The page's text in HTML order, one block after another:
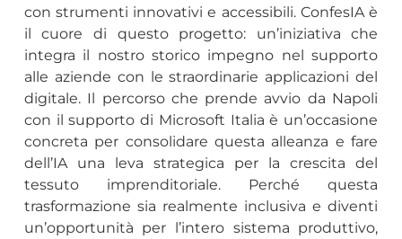
con strumenti innovativi e accessibili. ConfesIA è
il cuore di questo progetto: un’iniziativa che
integra il nostro storico impegno nel supporto
alle aziende con le straordinarie applicazioni del
digitale. Il percorso che prende avvio da Napoli
con il supporto di Microsoft Italia è un’occasione
concreta per consolidare questa alleanza e fare
dell’IA una leva strategica per la crescita del
tessuto imprenditoriale. Perché questa
trasformazione sia realmente inclusiva e diventi
un’opportunità per l’intero sistema produttivo,